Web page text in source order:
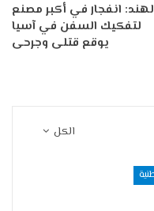
انفجار في أكبر مصنع
لتفكيك السفن في آسيا
يوقع قتلى وجرحى
الكل